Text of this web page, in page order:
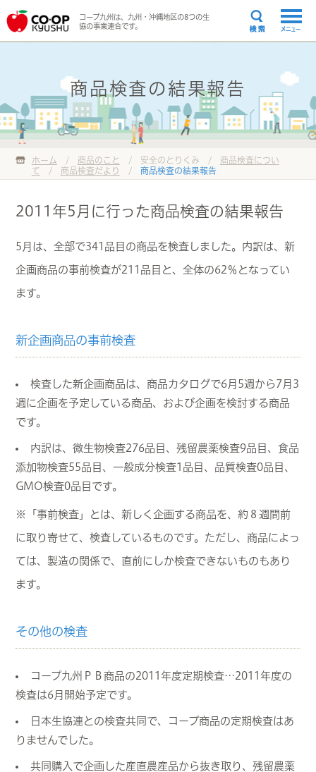
コープ九州は、九州・沖縄地区の8つの生
協の事業連合です。
メニュー
商品検査の結果報告
ホーム / 商品のこと / 安全のとりくみ /
商品検査につい
て / 商品検査だより / 商品検査の結果報告
2011年5月に行った商品検査の結果報告
5月は、全部で341品目の商品を検査しました。内訳は、新
企画商品の事前検査が211品目と、全体の62％となってい
ます。
新企画商品の事前検査
検査した新企画商品は、商品カタログで6月5週から7月3
週に企画を予定している商品、および企画を検討する商品
です。
内訳は、微生物検査276品目、残留農薬検査9品目、食品
添加物検査55品目、一般成分検査1品目、品質検査0品目、
GMO検査0品目です。
※「事前検査」とは、新しく企画する商品を、約８週間前
に取り寄せて、検査しているものです。ただし、商品によっ
ては、製造の関係で、直前にしか検査できないものもあり
ます。
その他の検査
コープ九州ＰＢ商品の2011年度定期検査…2011年度の
検査は6月開始予定です。
日本生協連との検査共同で、コープ商品の定期検査はあ
りませんでした。
共同購入で企画した産直農産品から抜き取り、残留農薬